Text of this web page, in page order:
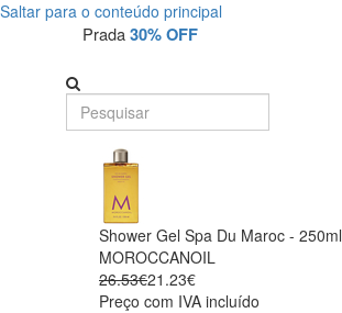
Saltar para o conteúdo principal
Prada30% OFF
Shower Gel Spa Du Maroc - 250ml
MOROCCANOIL
26.53€21.23€
Preço com IVA incluído